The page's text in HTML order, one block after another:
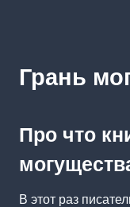
Грань
Про что
В этот раз